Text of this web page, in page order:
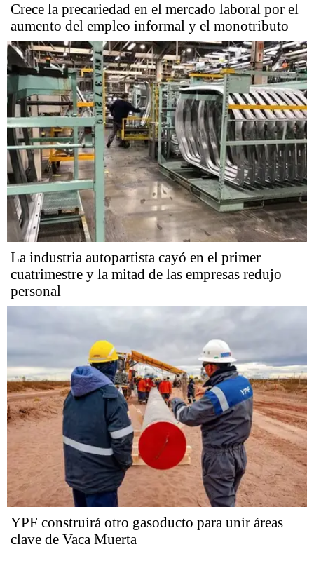
Crece la precariedad en el mercado laboral por el
aumento del empleo informal y el monotributo
La industria autopartista cayó en el primer
cuatrimestre y la mitad de las empresas redujo
personal
YPF construirá otro gasoducto para unir áreas
clave de Vaca Muerta